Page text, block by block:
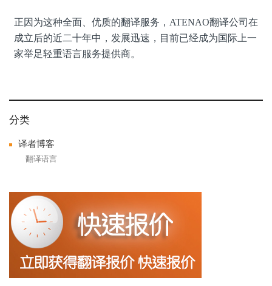
正因为这种全面、优质的翻译服务，ATENAO翻译公司在
成立后的近二十年中，发展迅速，目前已经成为国际上一
家举足轻重语言服务提供商。
分类
译者博客
翻译语言